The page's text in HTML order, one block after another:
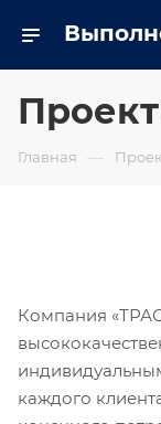
Главная —
Компания
каждого